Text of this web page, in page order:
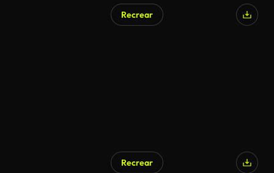
Recrear
Recrear